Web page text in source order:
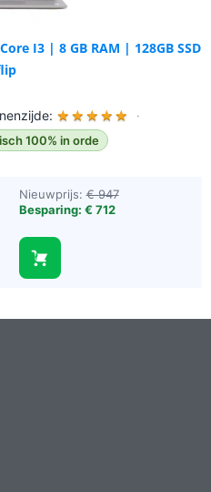
I3 | 8 GB RAM | 128GB SSD
★ ★ ★ ★ ★
·
100% in orde
Nieuwprijs:€ 947
Besparing: € 712